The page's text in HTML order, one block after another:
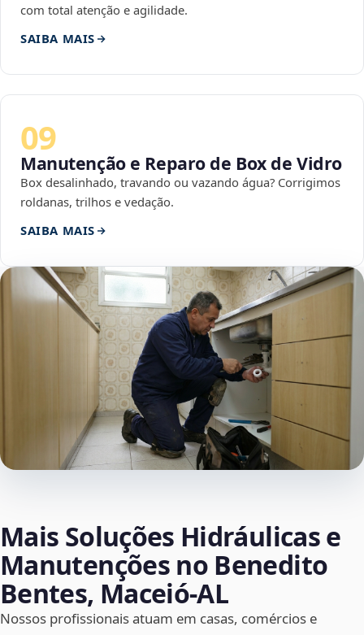
com total atenção e agilidade.
SAIBA MAIS
09
Manutenção e Reparo de Box de Vidro
Box desalinhado, travando ou vazando água? Corrigimos
roldanas, trilhos e vedação.
SAIBA MAIS
Mais Soluções Hidráulicas e
Manutenções no Benedito
Bentes, Maceió‑AL
Nossos profissionais atuam em casas, comércios e